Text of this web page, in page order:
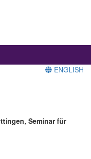
ENGLISH
Seminar für